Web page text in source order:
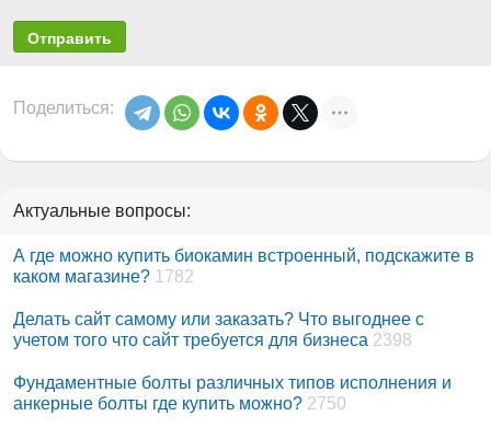
Отправить
Поделиться:
Актуальные вопросы:
А где можно купить биокамин встроенный, подскажите в
каком магазине? 1782
Делать сайт самому или заказать? Что выгоднее с
учетом того что сайт требуется для бизнеса 2398
Фундаментные болты различных типов исполнения и
анкерные болты где купить можно? 2750